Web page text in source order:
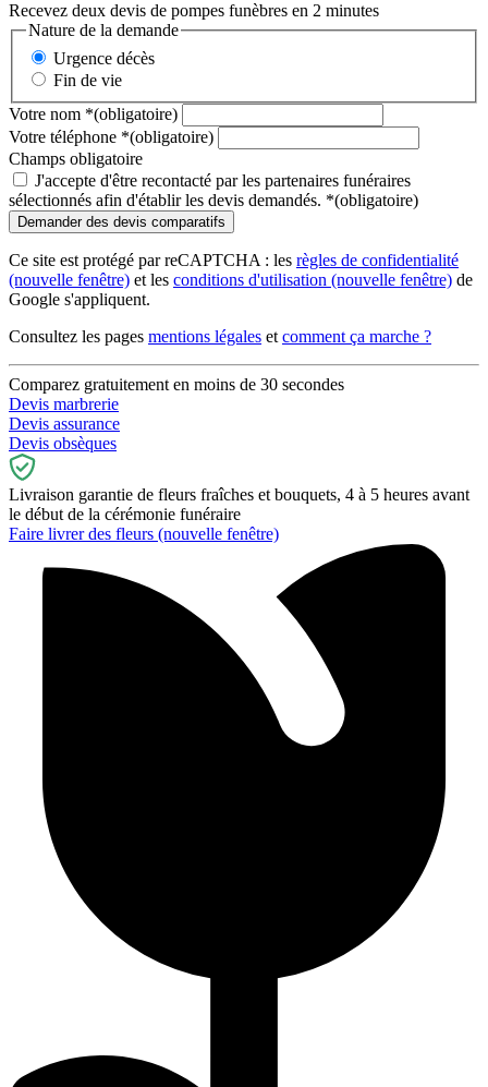
Recevez deux devis de pompes funèbres en 2 minutes
Nature de la demande
Urgence décès
Fin de vie
Votre nom *(obligatoire)
Votre téléphone *(obligatoire)
Champs obligatoire
J'accepte d'être recontacté par les partenaires funéraires
sélectionnés afin d'établir les devis demandés. *(obligatoire)
Ce site est protégé par reCAPTCHA : les règles de confidentialité
(nouvelle fenêtre) et les conditions d'utilisation (nouvelle fenêtre) de
Google s'appliquent.
Consultez les pages mentions légales et comment ça marche ?
Comparez gratuitement en moins de 30 secondes
Devis marbrerie
Devis assurance
Devis obsèques
Livraison garantie de fleurs fraîches et bouquets, 4 à 5 heures avant
le début de la cérémonie funéraire
Faire livrer des fleurs (nouvelle fenêtre)